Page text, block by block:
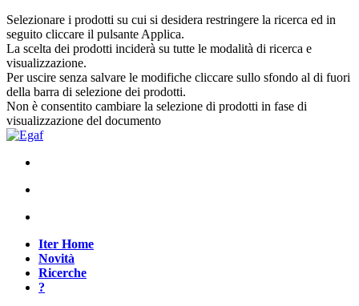
Selezionare i prodotti su cui si desidera restringere la ricerca ed in
seguito cliccare il pulsante Applica.
La scelta dei prodotti inciderà su tutte le modalità di ricerca e
visualizzazione.
Per uscire senza salvare le modifiche cliccare sullo sfondo al di fuori
della barra di selezione dei prodotti.
Non è consentito cambiare la selezione di prodotti in fase di
visualizzazione del documento
Iter Home
Novità
Ricerche
?